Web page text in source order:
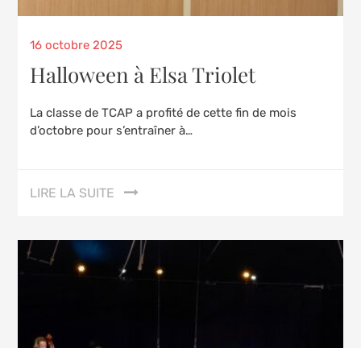
Posted
16 octobre 2025
Halloween à Elsa Triolet
La classe de TCAP a profité de cette fin de mois
d’octobre pour s’entraîner à…
LIRE LA SUITE